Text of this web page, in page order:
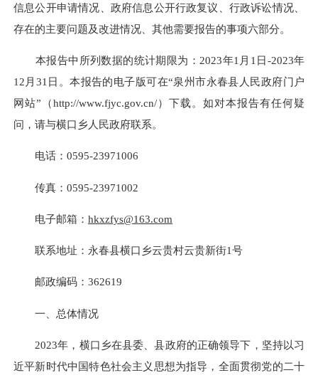
信息公开申请情况、政府信息公开行政复议、行政诉讼情况、
存在的主要问题及改进情况、其他需要报告的事项六部分。
本报告中所列数据的统计期限为： 2023年1 月 1 日-2023年
12 月 31 日。本报告的电子版可在“泉州市永春县人民政府门户
网站” （http://www.fjyc.gov.cn/）下载。如对本报告有任何疑
问，请与横口乡人民政府联系。
电话： 0595-23971006
传真： 0595-23971002
电子邮箱： hkxzfys@163.com
联系地址：永春县横口乡云贵村云贵新街1号
邮政编码： 362619
一、总体情况
2023年， 横口乡在县委、县政府的正确领导下，坚持以习
近平新时代中国特色社会主义思想为指导，全面贯彻党的二十